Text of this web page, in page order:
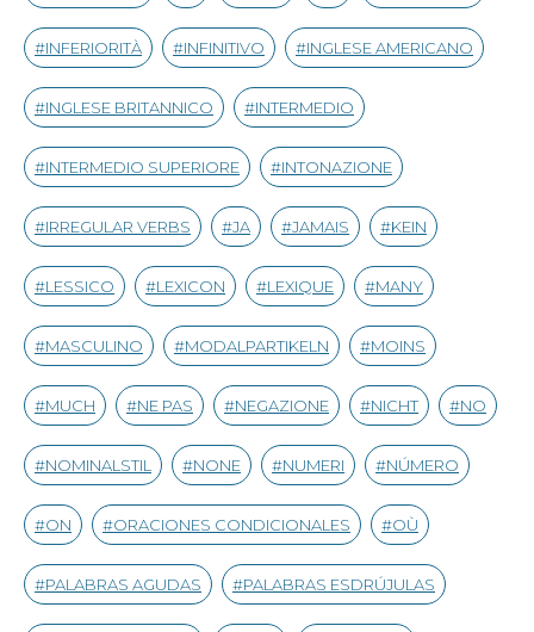
INFERIORITÀ INFINITIVO INGLESE AMERICANO
INGLESE BRITANNICO INTERMEDIO
INTERMEDIO SUPERIORE INTONAZIONE
IRREGULAR VERBS JA JAMAIS KEIN
LESSICO LEXICON LEXIQUE MANY
MASCULINO MODALPARTIKELN MOINS
MUCH NE PAS NEGAZIONE NICHT NO
NOMINALSTIL NONE NUMERI NÚMERO
ON ORACIONES CONDICIONALES OÙ
PALABRAS AGUDAS PALABRAS ESDRÚJULAS